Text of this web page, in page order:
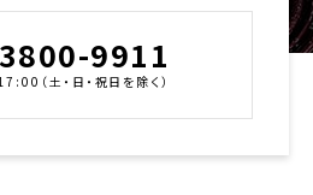
9911
（土・日・祝日を除く）